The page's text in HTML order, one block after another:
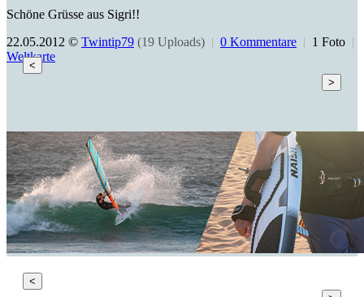
Schöne Grüsse aus Sigri!!
22.05.2012 © Twintip79 (19 Uploads) | 0 Kommentare | 1 Foto |
Weltkarte
<
>
<